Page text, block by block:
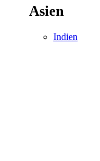
Asien
Indien